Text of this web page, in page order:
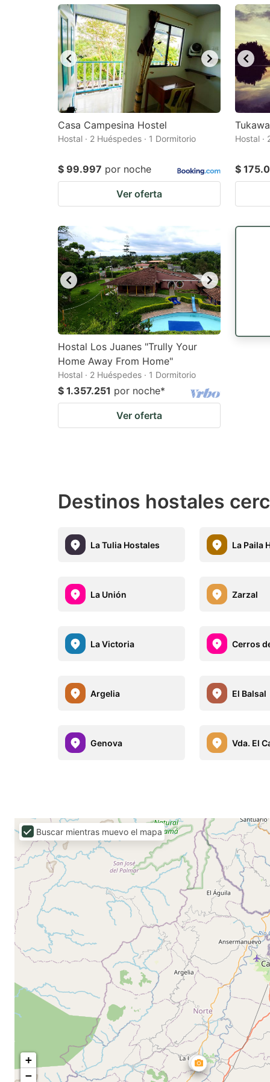
mark
key
to
get
the
keyboard
shortcuts
for
dates.
key
to
Casa Campesina Hostel
Hostal · 2 Huéspedes · 1 Dormitorio
$ 99.997 por noche
Ver oferta
Hostal ·
$
Hostal Los Juanes "Trully Your
Home Away From Home"
Hostal · 2 Huéspedes · 1 Dormitorio
$ 1.357.251 por noche*
Ver oferta
Destinos hostales
La Tulia Hostales La Paila
La Unión Zarzal
La Victoria Cerros
Argelia El Balsal
Genova Vda. El
+
−
Buscar mientras muevo el mapa